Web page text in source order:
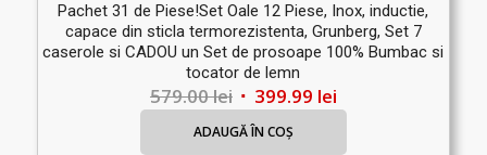
Pachet 31 de Piese!Set Oale 12 Piese, Inox, inductie,
capace din sticla termorezistenta, Grunberg, Set 7
caserole si CADOU un Set de prosoape 100% Bumbac si
tocator de lemn
579.00lei Prețul
inițial
399.99 leiPrețul
curent
este:
ADAUGĂ ÎN COȘ